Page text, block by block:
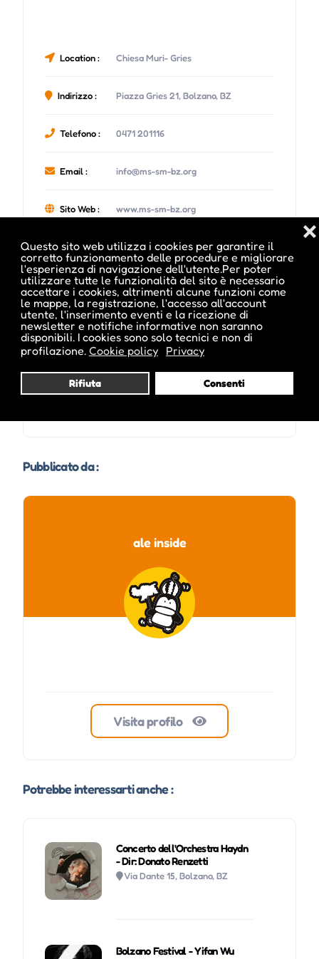
Questo sito web utilizza i cookies per garantire il
corretto funzionamento delle procedure e migliorare
l'esperienza di navigazione dell'utente.Per poter
utilizzare tutte le funzionalità del sito è necessario
accettare i cookies, altrimenti alcune funzioni come
le mappe, la registrazione, l'accesso all'account
utente, l'inserimento eventi e la ricezione di
newsletter e notifiche informative non saranno
disponibili. I cookies sono solo tecnici e non di
profilazione. Cookie policy Privacy
Rifiuta Consenti
❌
Location : Chiesa Muri- Gries
Indirizzo : Piazza Gries 21, Bolzano, BZ
Telefono : 0471 201116
Email : info@ms-sm-bz.org
Sito Web : www.ms-sm-bz.org
Date e orari evento :
Pubblicato da :
ale inside
Visita profilo
Potrebbe interessarti anche :
Concerto dell'Orchestra Haydn
- Dir: Donato Renzetti
Via Dante 15, Bolzano, BZ
Bolzano Festival - Yifan Wu